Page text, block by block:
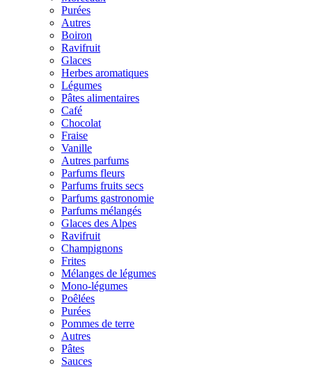
Purées
Autres
Boiron
Ravifruit
Glaces
Herbes aromatiques
Légumes
Pâtes alimentaires
Café
Chocolat
Fraise
Vanille
Autres parfums
Parfums fleurs
Parfums fruits secs
Parfums gastronomie
Parfums mélangés
Glaces des Alpes
Ravifruit
Champignons
Frites
Mélanges de légumes
Mono-légumes
Poêlées
Purées
Pommes de terre
Autres
Pâtes
Sauces